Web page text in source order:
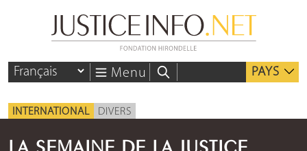
Menu PAYS
INTERNATIONAL DIVERS
LA SEMAINE DE LA JUSTICE